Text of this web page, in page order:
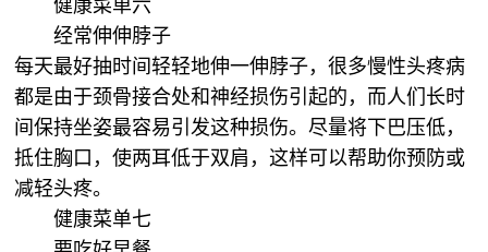
健康菜单六
经常伸伸脖子
每天最好抽时间轻轻地伸一伸脖子，很多慢性头疼病
都是由于颈骨接合处和神经损伤引起的，而人们长时
间保持坐姿最容易引发这种损伤。尽量将下巴压低，
抵住胸口，使两耳低于双肩，这样可以帮助你预防或
减轻头疼。
健康菜单七